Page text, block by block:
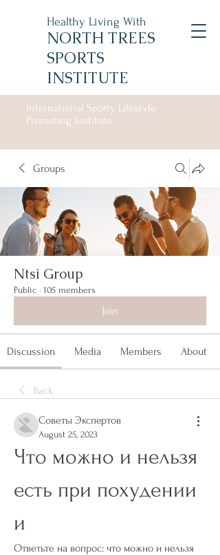
Healthy Living With
NORTH TREES
SPORTS
INSTITUTE
International Sporty Lifestyle
Promoting Institute
Groups
Ntsi Group
Public · 105 members
Join
Discussion Media Members About
Back
Советы Экспертов
August 25, 2023
Что можно и нельзя
есть при похудении
и
Ответьте на вопрос: что можно и нельзя